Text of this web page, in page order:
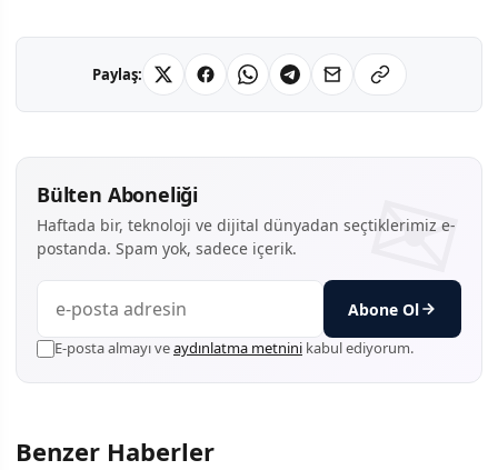
Paylaş:
Bülten Aboneliği
Haftada bir, teknoloji ve dijital dünyadan seçtiklerimiz e-
postanda. Spam yok, sadece içerik.
Abone Ol
E-posta almayı veaydınlatma metnini kabul ediyorum.
Benzer Haberler